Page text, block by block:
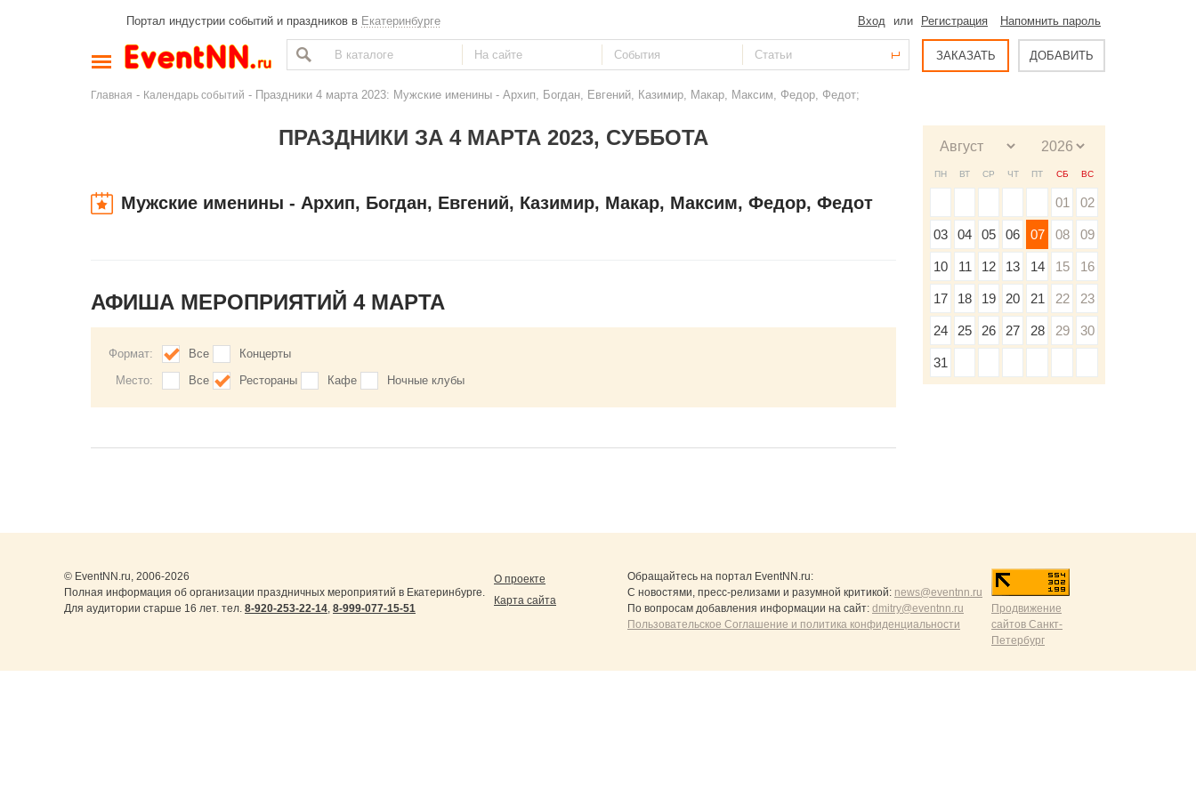
Портал индустрии событий и праздников в Екатеринбурге Вход или Регистрация Напомнить пароль
ЗАКАЗАТЬ ДОБАВИТЬ
Главная - Календарь событий - Праздники 4 марта 2023: Мужские именины - Архип, Богдан, Евгений, Казимир, Макар, Максим, Федор, Федот;
ПРАЗДНИКИ ЗА 4 МАРТА 2023, СУББОТА
Мужские именины - Архип, Богдан, Евгений, Казимир, Макар, Максим, Федор, Федот
АФИША МЕРОПРИЯТИЙ 4 МАРТА
Формат: Все
Концерты
Место:
Все Рестораны Кафе Ночные клубы
ПН ВТ СР ЧТ ПТ СБ ВС
01 02
03 04 05 06 07 08 09
10 11 12 13 14 15 16
17 18 19 20 21 22 23
24 25 26 27 28 29 30
31
© EventNN.ru, 2006-2026
Полная информация об организации праздничных мероприятий в Екатеринбурге.
Для аудитории старше 16 лет. тел. 8-920-253-22-14, 8-999-077-15-51
О проекте
Карта сайта
Обращайтесь на портал EventNN.ru:
С новостями, пресс-релизами и разумной критикой: news@eventnn.ru
По вопросам добавления информации на сайт: dmitry@eventnn.ru
Пользовательское Соглашение и политика конфиденциальности
Продвижение
сайтов Санкт-
Петербург